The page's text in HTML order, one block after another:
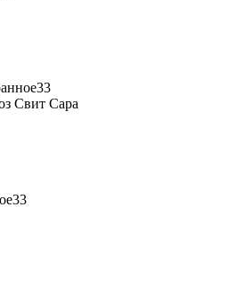
Свит Сара